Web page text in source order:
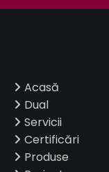
Acasă
Dual
Servicii
Certificări
Produse